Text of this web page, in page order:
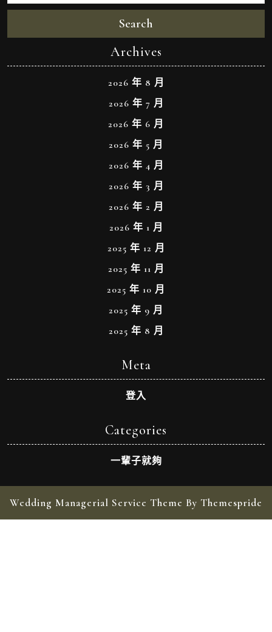
Search
Archives
2026 年 8 月
2026 年 7 月
2026 年 6 月
2026 年 5 月
2026 年 4 月
2026 年 3 月
2026 年 2 月
2026 年 1 月
2025 年 12 月
2025 年 11 月
2025 年 10 月
2025 年 9 月
2025 年 8 月
Meta
登入
Categories
一輩子就夠
Wedding Managerial Service Theme By Themespride